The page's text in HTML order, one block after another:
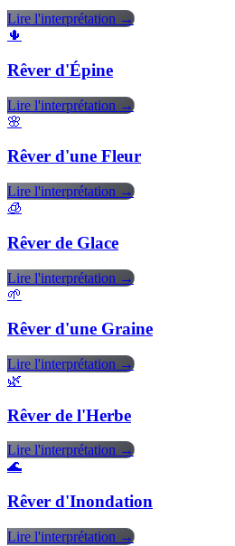
Lire l'interprétation →
🌵
Rêver d'Épine
Lire l'interprétation →
🌸
Rêver d'une Fleur
Lire l'interprétation →
🧊
Rêver de Glace
Lire l'interprétation →
🌱
Rêver d'une Graine
Lire l'interprétation →
🌿
Rêver de l'Herbe
Lire l'interprétation →
🌊
Rêver d'Inondation
Lire l'interprétation →